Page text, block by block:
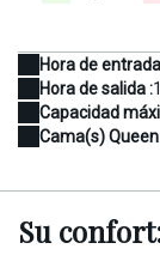
Hora de
Hora de salida :
Capacidad
Cama(s)
Su